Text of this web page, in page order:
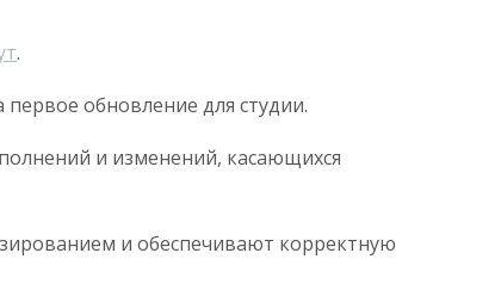
.
первое обновление для студии.
и изменений, касающихся
и обеспечивают корректную